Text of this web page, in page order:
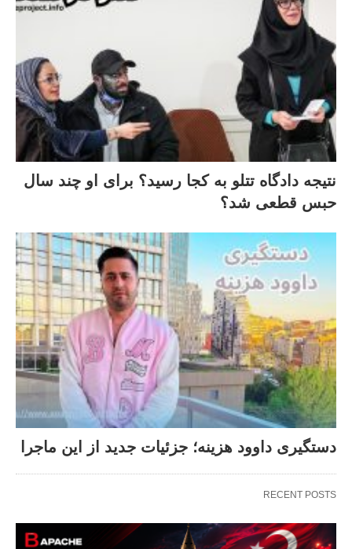
نتیجه دادگاه تتلو به کجا رسید؟ برای او چند سال
حبس قطعی شد؟
دستگیری داوود هزینه؛ جزئیات جدید از این ماجرا
RECENT POSTS